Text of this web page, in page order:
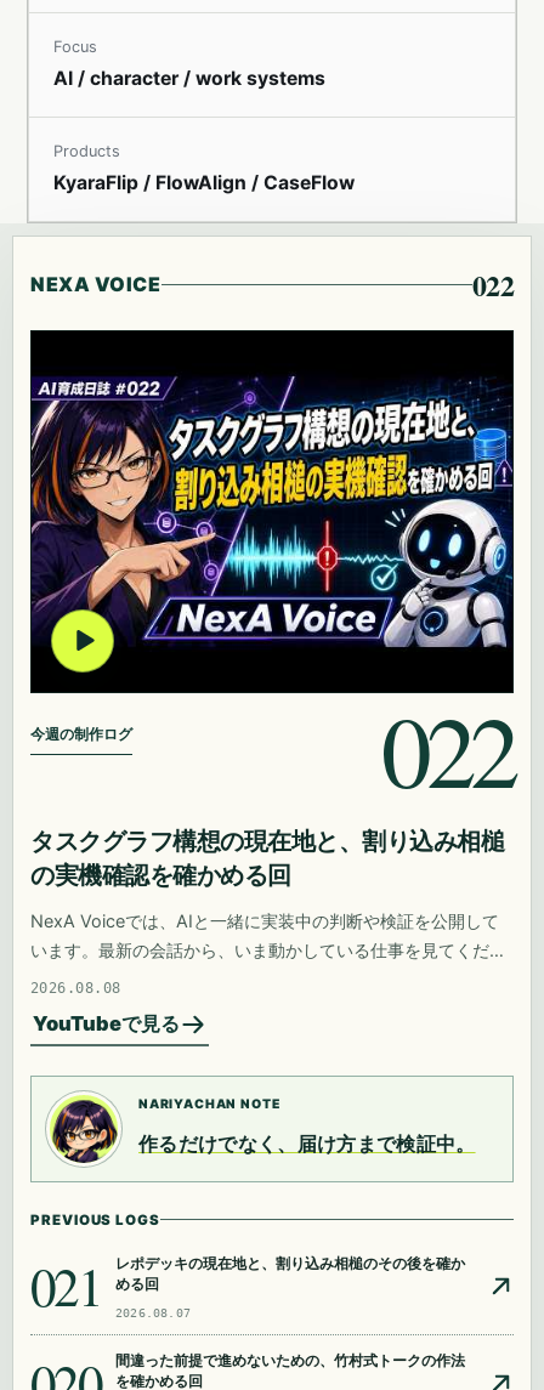
Focus
AI / character / work systems
Products
KyaraFlip / FlowAlign / CaseFlow
NEXA VOICE 022
今週の制作ログ 022
タスクグラフ構想の現在地と、割り込み相槌
の実機確認を確かめる回
NexA Voiceでは、AIと一緒に実装中の判断や検証を公開して
います。最新の会話から、いま動かしている仕事を見てくださ
い。
2026.08.08
YouTubeで見る
NARIYACHAN NOTE
作るだけでなく、届け方まで検証中。
PREVIOUS LOGS
021
レポデッキの現在地と、割り込み相槌のその後を確か
める回
2026.08.07
間違った前提で進めないための、竹村式トークの作法
を確かめる回